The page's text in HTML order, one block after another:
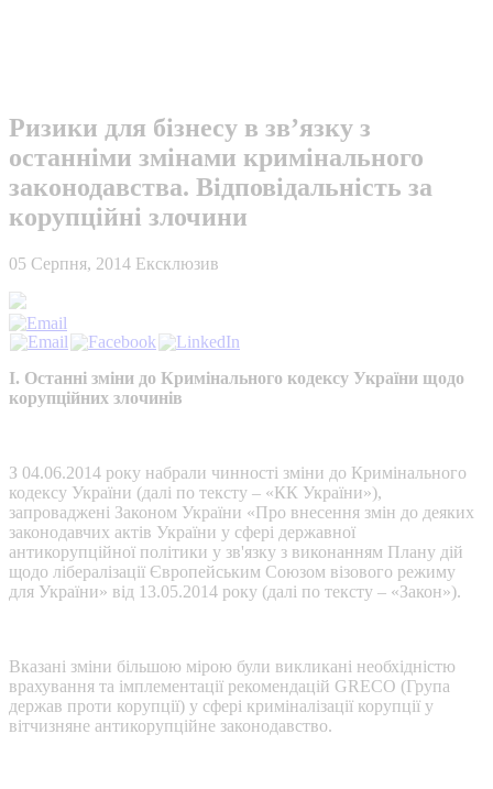
Ризики для бізнесу в зв’язку з
останніми змінами кримінального
законодавства. Відповідальність за
корупційні злочини
05 Серпня, 2014 Ексклюзив
І. Останні зміни до Кримінального кодексу України щодо
корупційних злочинів
З 04.06.2014 року набрали чинності зміни до Кримінального
кодексу України (далі по тексту – «КК України»),
запроваджені Законом України «Про внесення змін до деяких
законодавчих актів України у сфері державної
антикорупційної політики у зв'язку з виконанням Плану дій
щодо лібералізації Європейським Союзом візового режиму
для України» від 13.05.2014 року (далі по тексту – «Закон»).
Вказані зміни більшою мірою були викликані необхідністю
врахування та імплементації рекомендацій GRECO (Група
держав проти корупції) у сфері криміналізації корупції у
вітчизняне антикорупційне законодавство.